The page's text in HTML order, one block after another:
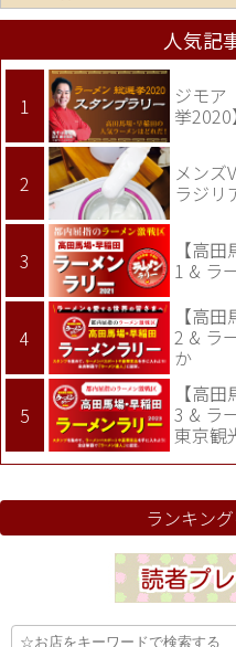
人気記
ジモア
挙2020
メンズ
ラジリ
【高
1 & ラ
【高
2 & ラ
か
【高
3 & ラ
東京観
ランキン